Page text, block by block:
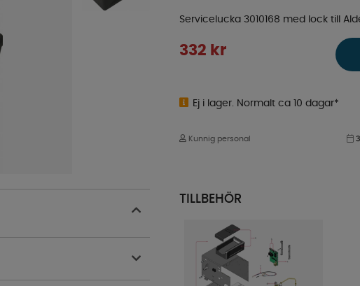
Servicelucka 3010168 med lock till
332 kr
Ej i lager. Normalt ca 10 dagar*
Kunnig personal
TILLBEHÖR